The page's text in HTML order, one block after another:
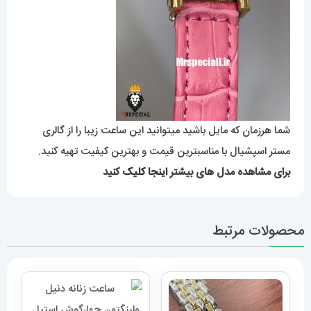
شما هرزمان که مایل باشید میتوانید این ساعت زیبا را از گالری
مستر اسپشیال با مناسبترین قیمت و بهترین کیفیت تهیه کنید.
برای مشاهده مدل های بیشتراینجا کلیککنید
محصولات مرتبط